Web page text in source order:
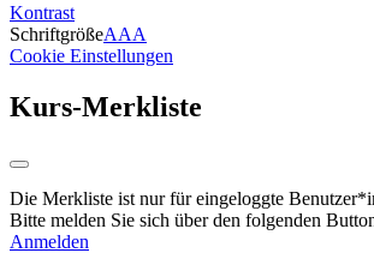
Kontrast
SchriftgrößeAAA
Cookie Einstellungen
Kurs-Merkliste
Die Merkliste ist nur für eingeloggte
Bitte melden Sie sich über den folgenden
Anmelden